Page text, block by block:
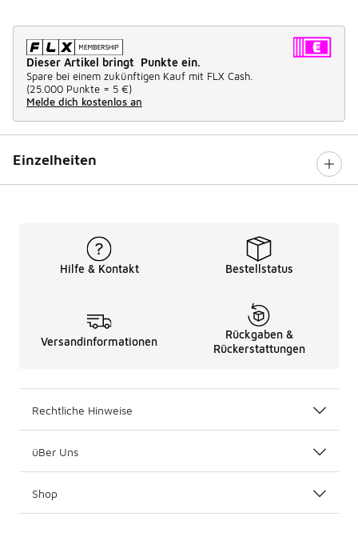
Dieser Artikel bringt Punkte ein.
Spare bei einem zukünftigen Kauf mit FLX Cash.
(25.000 Punkte = 5 €)
Melde dich kostenlos an
Einzelheiten
Hilfe & Kontakt Bestellstatus
Versandinformationen
Rückgaben &
Rückerstattungen
Rechtliche Hinweise
üBer Uns
Shop